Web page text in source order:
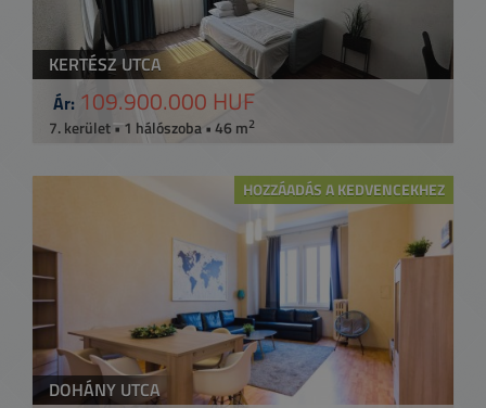
KERTÉSZ UTCA
Ár: 109.900.000 HUF
7. kerület • 1 hálószoba • 46 m2
HOZZÁADÁS A KEDVENCEKHEZ
DOHÁNY UTCA